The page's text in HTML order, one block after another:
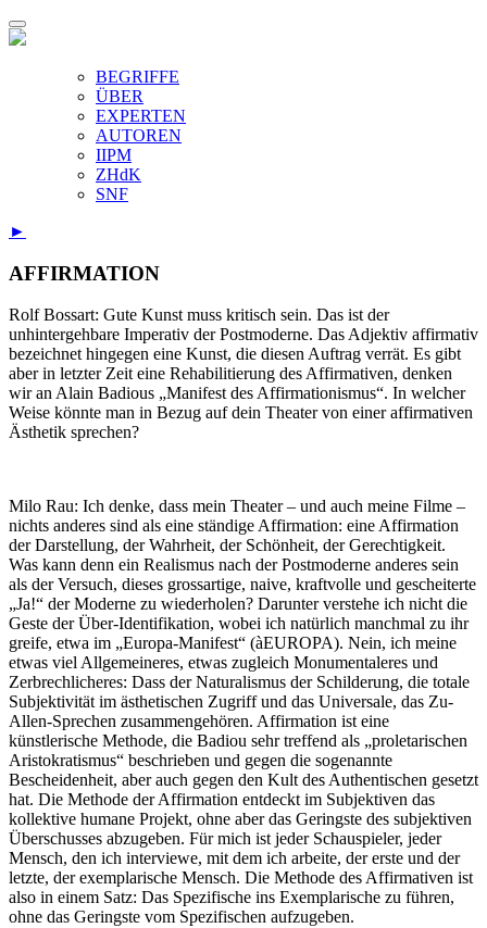
BEGRIFFE
ÜBER
EXPERTEN
AUTOREN
IIPM
ZHdK
SNF
►
AFFIRMATION
Rolf Bossart: Gute Kunst muss kritisch sein. Das ist der
unhintergehbare Imperativ der Postmoderne. Das Adjektiv affirmativ
bezeichnet hingegen eine Kunst, die diesen Auftrag verrät. Es gibt
aber in letzter Zeit eine Rehabilitierung des Affirmativen, denken
wir an Alain Badious „Manifest des Affirmationismus“. In welcher
Weise könnte man in Bezug auf dein Theater von einer affirmativen
Ästhetik sprechen?
Milo Rau: Ich denke, dass mein Theater – und auch meine Filme –
nichts anderes sind als eine ständige Affirmation: eine Affirmation
der Darstellung, der Wahrheit, der Schönheit, der Gerechtigkeit.
Was kann denn ein Realismus nach der Postmoderne anderes sein
als der Versuch, dieses grossartige, naive, kraftvolle und gescheiterte
„Ja!“ der Moderne zu wiederholen? Darunter verstehe ich nicht die
Geste der Über-Identifikation, wobei ich natürlich manchmal zu ihr
greife, etwa im „Europa-Manifest“ (àEUROPA). Nein, ich meine
etwas viel Allgemeineres, etwas zugleich Monumentaleres und
Zerbrechlicheres: Dass der Naturalismus der Schilderung, die totale
Subjektivität im ästhetischen Zugriff und das Universale, das Zu-
Allen-Sprechen zusammengehören. Affirmation ist eine
künstlerische Methode, die Badiou sehr treffend als „proletarischen
Aristokratismus“ beschrieben und gegen die sogenannte
Bescheidenheit, aber auch gegen den Kult des Authentischen gesetzt
hat. Die Methode der Affirmation entdeckt im Subjektiven das
kollektive humane Projekt, ohne aber das Geringste des subjektiven
Überschusses abzugeben. Für mich ist jeder Schauspieler, jeder
Mensch, den ich interviewe, mit dem ich arbeite, der erste und der
letzte, der exemplarische Mensch. Die Methode des Affirmativen ist
also in einem Satz: Das Spezifische ins Exemplarische zu führen,
ohne das Geringste vom Spezifischen aufzugeben.